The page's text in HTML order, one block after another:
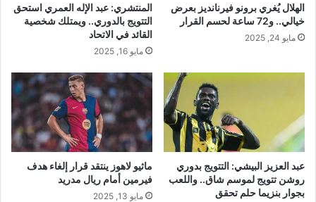
الهلال يُغري برونو فيرنانديز بعرض
خيالي.. و72 ساعة لحسم القرار
مايو 24, 2025
المنتشري: عبد الإله العمري استحق
التتويج بالدوري.. ويمتلك شخصية
القائد في الاتحاد
مايو 16, 2025
عبد العزيز البيشي: التتويج بدوري
روشن تتويج لموسم شاق.. واللعب
بجوار بنزيما حلم تحقق
ماثيو لاهوز ينتقد قرار إلغاء هدف
فيرمين أمام ريال مدريد
مايو 13, 2025